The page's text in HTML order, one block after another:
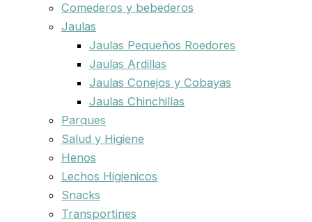
Comederos y bebederos
Jaulas
Jaulas Pequeños Roedores
Jaulas Ardillas
Jaulas Conejos y Cobayas
Jaulas Chinchillas
Parques
Salud y Higiene
Henos
Lechos Higienicos
Snacks
Transportines